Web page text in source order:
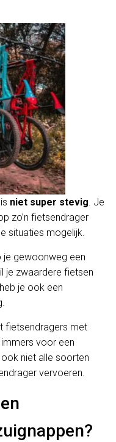
niet super stevig. Je
zo’n fietsendrager
situaties mogelijk.
je gewoonweg een
je zwaardere fietsen
je ook een
fietsendragers met
immers voor een
niet alle soorten
vervoeren.